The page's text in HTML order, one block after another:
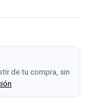
de tu compra, sin